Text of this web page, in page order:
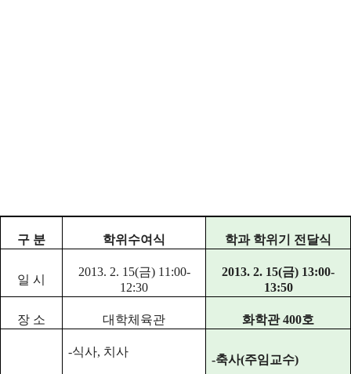
구 분 학위수여식 학과 학위기 전달식
일 시
2013. 2. 15(금) 11:00-
12:30
2013. 2. 15(금) 13:00-
13:50
장 소 대학체육관 화학관 400호
-식사, 치사
-축사(주임교수)